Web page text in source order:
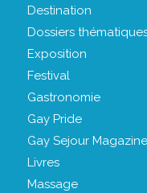
Destination
Dossiers
Exposition
Festival
Gastronomie
Gay Pride
Gay Sejour Magazine
Livres
Massage